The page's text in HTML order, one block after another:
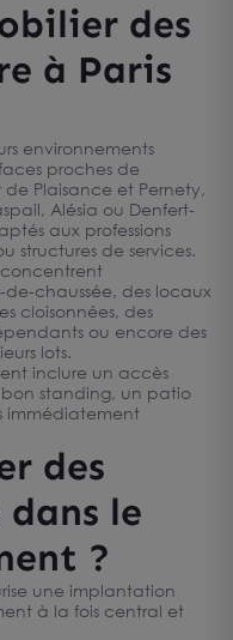
des
à Paris
environnements
proches de
Plaisance et Pernety,
Alésia ou Denfert-
aux professions
structures de services.
concentrent
chaussée, des locaux
cloisonnées, des
ou encore des
lots.
inclure un accès
bon standing, un patio
immédiatement
des
le
?
une implantation
à la fois central et